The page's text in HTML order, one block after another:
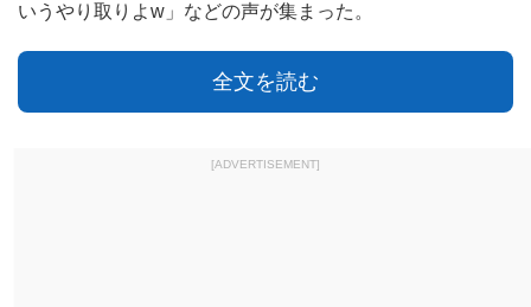
いうやり取りよw」などの声が集まった。
全文を読む
[ADVERTISEMENT]